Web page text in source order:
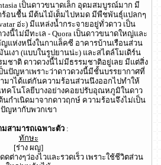
เป็นดาวขนาดเล็ก อุดมสมบูรณ์มาก มี
ร้อนชื้น มีต้นไม้เต็มไปหมด มีพืชพันธุ์แปลกๆ
อ่ะ) มีแหล่งน้ำกระจายอยู่ทั่วดาว เป็น
งนี้ไม่มีทะเล - Quora เป็นดาวขนาดใหญ่และ
แห่งหนึ่งในกาแล็คซี อาคารบ้านเรือนส่วน
เงา (แบบในรูปยานน่ะ) และสไตล์โมเดิร์น
ชาติ ดาวดวงนี้ไม่มีธรรมชาติอยู่เลย มีแต่สิ่ง
นปัญหาเพราะว่าดาวดวงนี้มีชั้นบรรยากาศที่
มาได้แต่กันความร้อนส่วนนึงออกไปทำให้
ทคโนโลยีบางอย่างคอยปรับอุณหภูมิในดาว
กำเนิดมาจากดาวฤกษ์ ความร้อนจึงไม่เป็น
ปัญหากับพวกเขา
มสามารถเฉพาะตัว :
ทักษะ
[ร่าง ผญ]
ดต่างๆว่องไวและรวดเร็ว เพราะใช้ชีวิตส่วน